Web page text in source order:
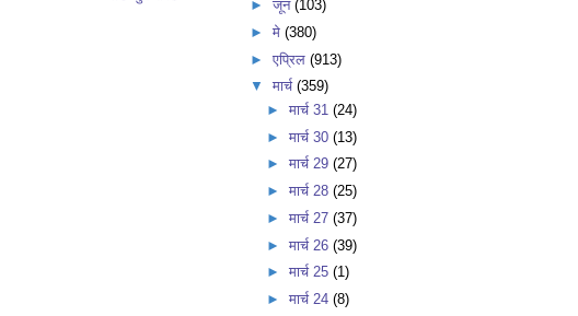
► जून (103)
► मे (380)
► एप्रिल (913)
▼ मार्च (359)
►मार्च 31(24)
►मार्च 30(13)
►मार्च 29(27)
►मार्च 28(25)
►मार्च 27(37)
►मार्च 26(39)
►मार्च 25(1)
►मार्च 24(8)